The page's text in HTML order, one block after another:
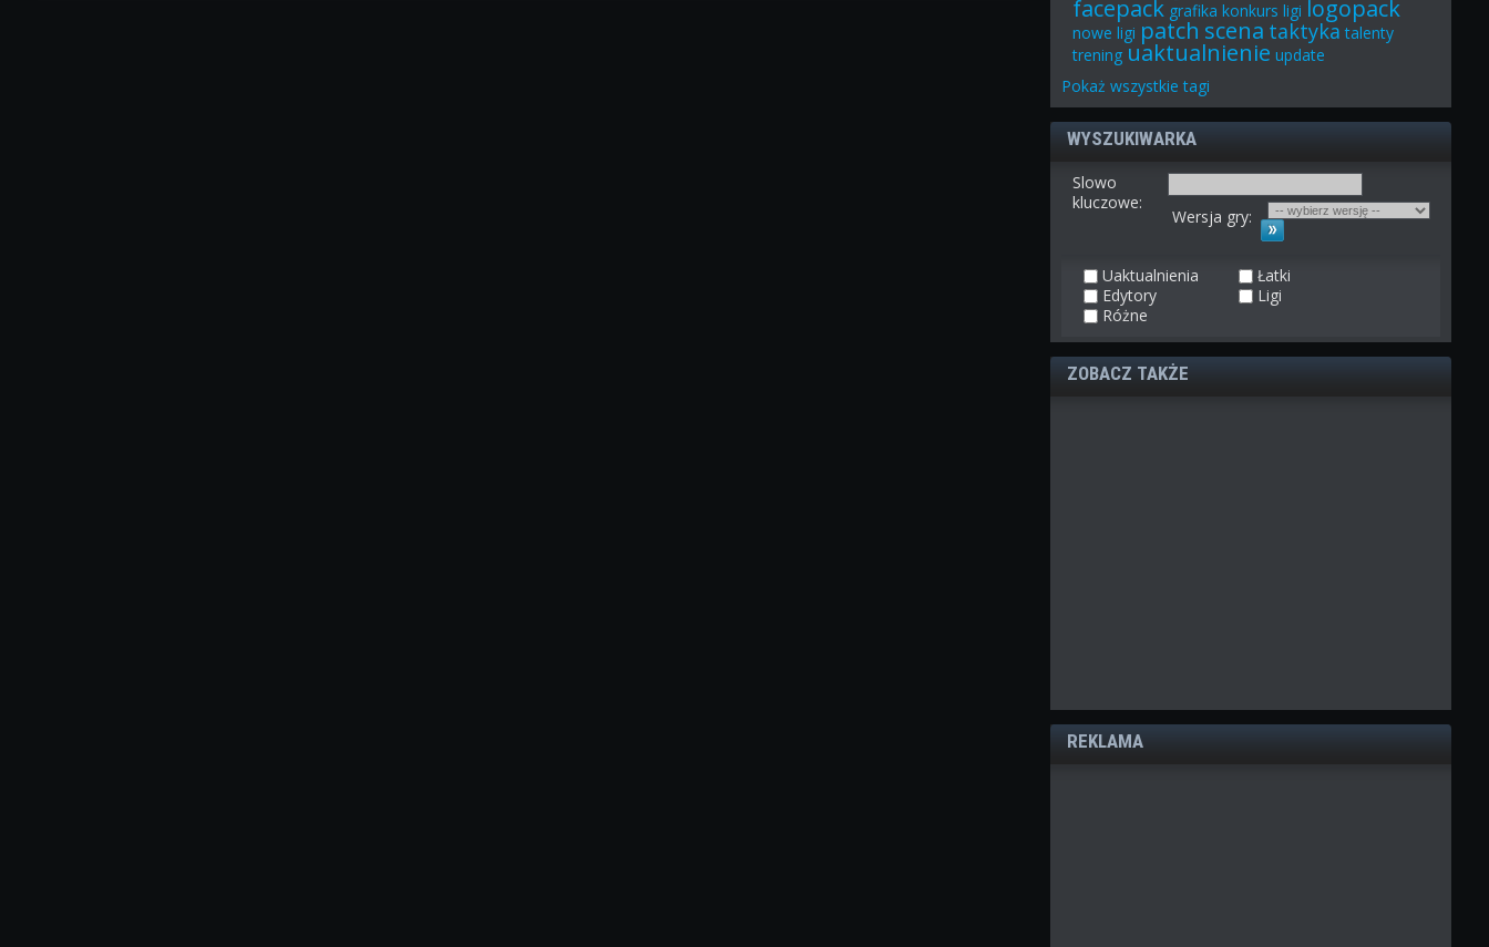
facepack grafika konkurs ligi logopack
nowe ligi patch scena taktyka talenty
trening uaktualnienie update
Pokażwszystkie tagi
WYSZUKIWARKA
Slowo
kluczowe:
Wersja gry:
Uaktualnienia
Łatki
Edytory
Ligi
Różne
ZOBACZ TAKŻE
REKLAMA